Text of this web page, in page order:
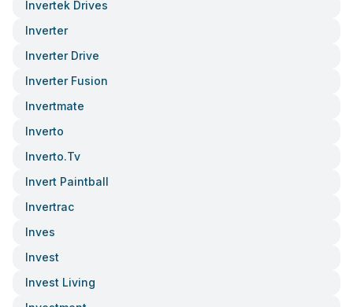
Invertek Drives
Inverter
Inverter Drive
Inverter Fusion
Invertmate
Inverto
Inverto.tv
Invert Paintball
Invertrac
Inves
Invest
Invest Living